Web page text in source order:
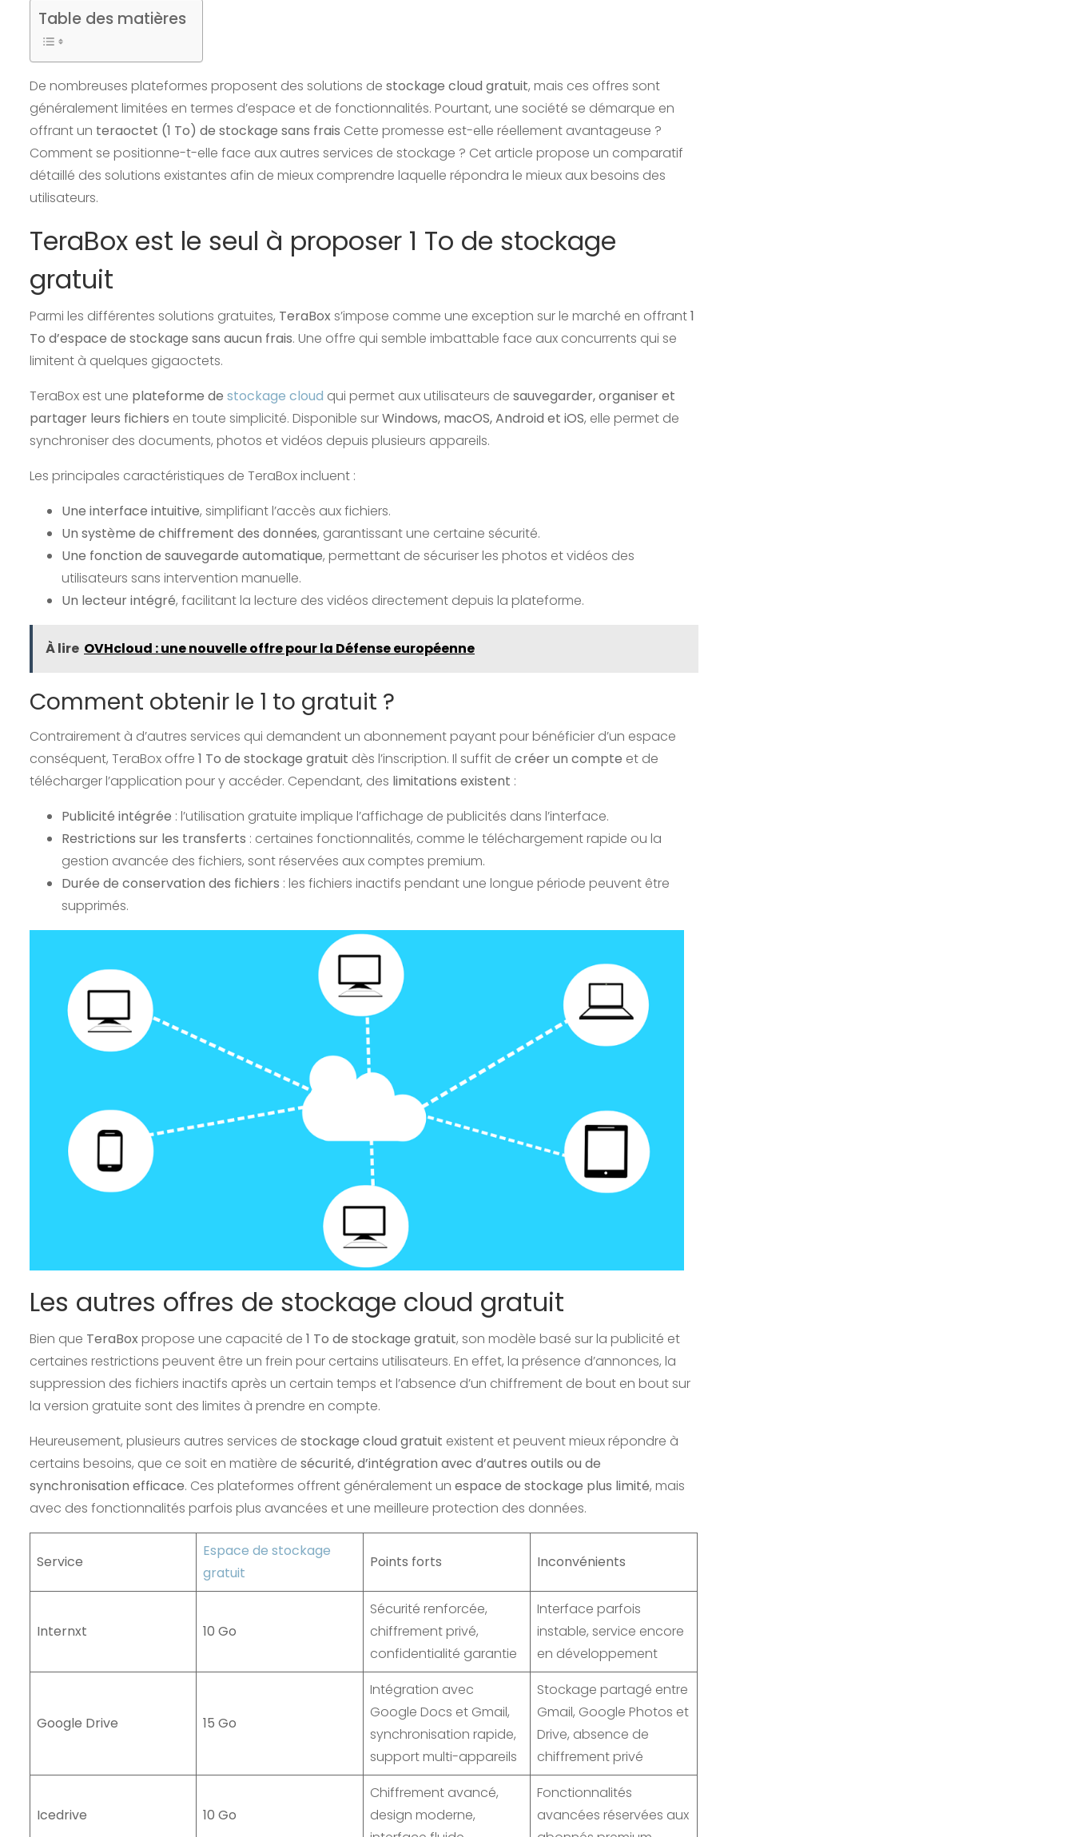
Table des matières
De nombreuses plateformes proposent des solutions de stockage cloud gratuit, mais ces offres sont
généralement limitées en termes d’espace et de fonctionnalités. Pourtant, une société se démarque en
offrant un teraoctet (1 To) de stockage sans frais Cette promesse est-elle réellement avantageuse ?
Comment se positionne-t-elle face aux autres services de stockage ? Cet article propose un comparatif
détaillé des solutions existantes afin de mieux comprendre laquelle répondra le mieux aux besoins des
utilisateurs.
TeraBox est le seul à proposer 1 To de stockage
gratuit
Parmi les différentes solutions gratuites, TeraBoxs’impose comme une exception sur le marché en offrant1
To d’espace de stockage sans aucun frais. Une offre qui semble imbattable face aux concurrents qui se
limitent à quelques gigaoctets.
TeraBox est une plateforme de stockage cloud qui permet aux utilisateurs de sauvegarder, organiser et
partager leurs fichiers en toute simplicité. Disponible surWindows, macOS, Android et iOS, elle permet de
synchroniser des documents, photos et vidéos depuis plusieurs appareils.
Les principales caractéristiques de TeraBox incluent :
Une interface intuitive, simplifiant l’accès aux fichiers.
Un système de chiffrement des données, garantissant une certaine sécurité.
Une fonction de sauvegarde automatique, permettant de sécuriser les photos et vidéos des
utilisateurs sans intervention manuelle.
Un lecteur intégré, facilitant la lecture des vidéos directement depuis la plateforme.
À lire OVHcloud : une nouvelle offre pour la Défense européenne
Comment obtenir le 1 to gratuit ?
Contrairement à d’autres services qui demandent un abonnement payant pour bénéficier d’un espace
conséquent, TeraBox offre 1 To de stockage gratuit dès l’inscription. Il suffit de créer un compte et de
télécharger l’application pour y accéder. Cependant, des limitations existent :
Publicité intégrée : l’utilisation gratuite implique l’affichage de publicités dans l’interface.
Restrictions sur les transferts : certaines fonctionnalités, comme le téléchargement rapide ou la
gestion avancée des fichiers, sont réservées aux comptes premium.
Durée de conservation des fichiers : les fichiers inactifs pendant une longue période peuvent être
supprimés.
Les autres offres de stockage cloud gratuit
Bien que TeraBoxpropose une capacité de 1 To de stockage gratuit, son modèle basé sur la publicité et
certaines restrictions peuvent être un frein pour certains utilisateurs. En effet, la présence d’annonces, la
suppression des fichiers inactifs après un certain temps et l’absence d’un chiffrement de bout en bout sur
la version gratuite sont des limites à prendre en compte.
Heureusement, plusieurs autres services de stockage cloud gratuit existent et peuvent mieux répondre à
certains besoins, que ce soit en matière de sécurité, d’intégration avec d’autres outils ou de
synchronisation efficace. Ces plateformes offrent généralement un espace de stockage plus limité, mais
avec des fonctionnalités parfois plus avancées et une meilleure protection des données.
Service
Espace de stockage
gratuit
Points forts Inconvénients
Internxt 10 Go
Sécurité renforcée,
chiffrement privé,
confidentialité garantie
Interface parfois
instable, service encore
en développement
Google Drive 15 Go
Intégration avec
Google Docs et Gmail,
synchronisation rapide,
support multi-appareils
Stockage partagé entre
Gmail, Google Photos et
Drive, absence de
chiffrement privé
Icedrive 10 Go
Chiffrement avancé,
design moderne,
Fonctionnalités
avancées réservées aux